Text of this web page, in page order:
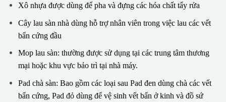
Xô nhựa được dùng để pha và đựng các hóa chất tẩy rửa
Cây lau sàn nhà dùng hỗ trợ nhân viên trong việc lau các vết
bẩn cứng đầu
Mop lau sàn: thường được sử dụng tại các trung tâm thương
mại hoặc khu vực bảo trì tại nhà máy.
Pad chà sàn: Bao gồm các loại sau Pad đen dùng chà các vết
bẩn cứng, Pad đỏ dùng để vệ sinh vết bẩn ở kinh và đồ sứ